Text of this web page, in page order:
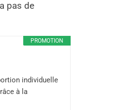
pas de
PROMOTION
individuelle
à la